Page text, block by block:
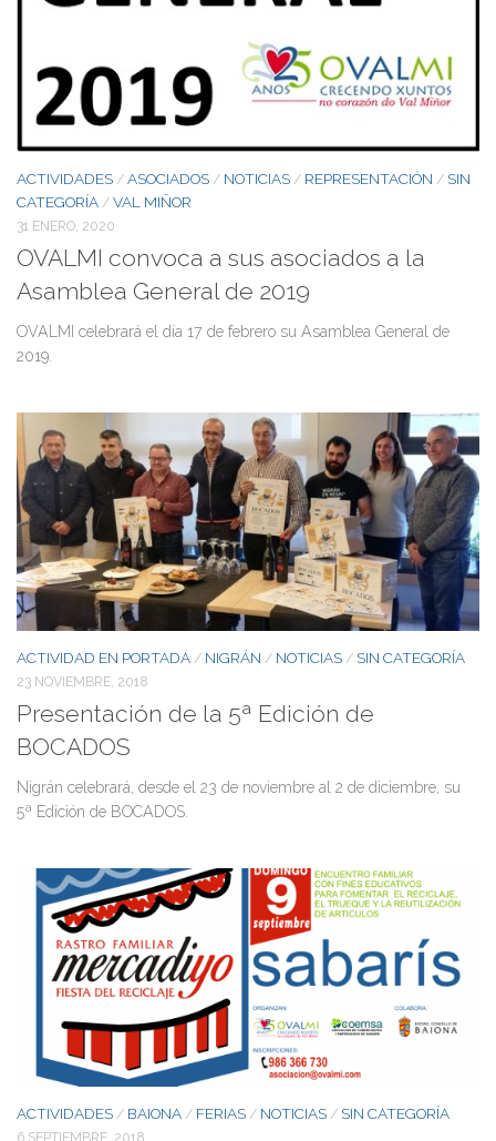
ACTIVIDADES / ASOCIADOS / NOTICIAS / REPRESENTACIÓN / SIN
CATEGORÍA / VAL MIÑOR
31 ENERO, 2020
OVALMI convoca a sus asociados a la
Asamblea General de 2019
OVALMI celebrará el día 17 de febrero su Asamblea General de
2019.
ACTIVIDAD EN PORTADA / NIGRÁN / NOTICIAS / SIN CATEGORÍA
23 NOVIEMBRE, 2018
Presentación de la 5ª Edición de
BOCADOS
Nigrán celebrará, desde el 23 de noviembre al 2 de diciembre, su
5ª Edición de BOCADOS.
ACTIVIDADES / BAIONA / FERIAS / NOTICIAS / SIN CATEGORÍA
6 SEPTIEMBRE, 2018